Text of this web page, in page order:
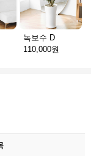
녹보수 D
110,000원